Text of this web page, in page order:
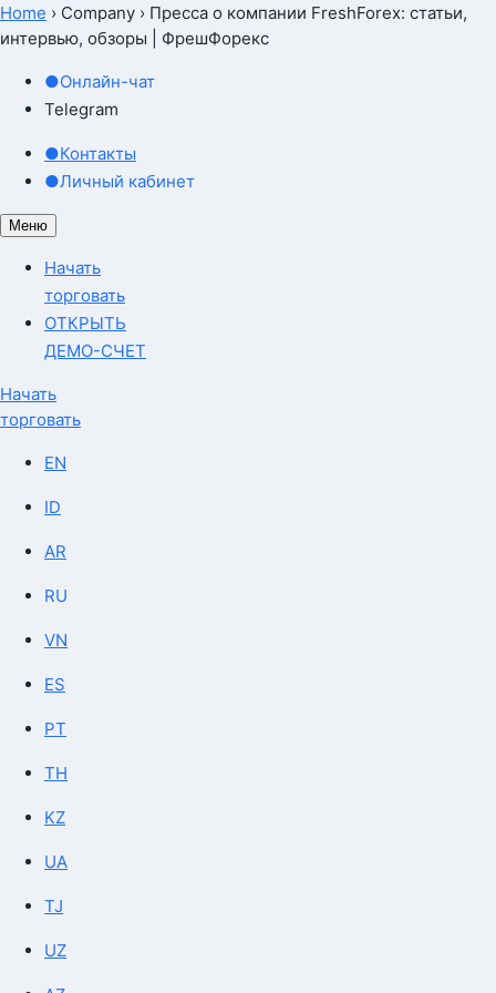
Home › Company › Пресса о компании FreshForex: статьи,
интервью, обзоры | ФрешФорекс
●Онлайн-чат
Telegram
●Контакты
●Личный кабинет
Меню
Начать
торговать
ОТКРЫТЬ
ДЕМО-СЧЕТ
Начать
торговать
EN
ID
AR
RU
VN
ES
PT
TH
KZ
UA
TJ
UZ